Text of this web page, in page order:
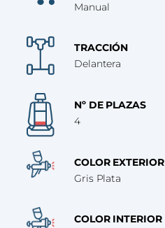
Manual
TRACCIÓN
Delantera
Nº DE PLAZAS
4
COLOR EXTERIOR
Gris Plata
COLOR INTERIOR